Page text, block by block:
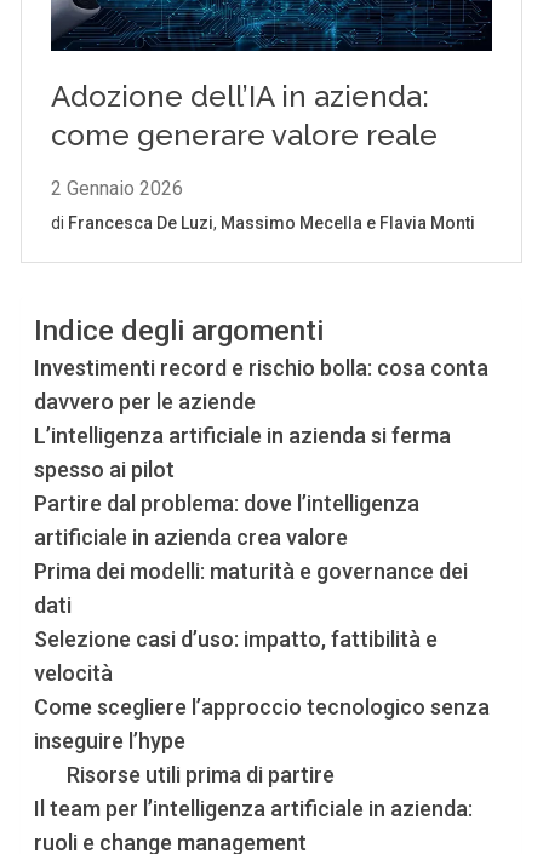
Indice degli argomenti
Investimenti record e rischio bolla: cosa conta
davvero per le aziende
L’intelligenza artificiale in azienda si ferma
spesso ai pilot
Partire dal problema: dove l’intelligenza
artificiale in azienda crea valore
Prima dei modelli: maturità e governance dei
dati
Selezione casi d’uso: impatto, fattibilità e
velocità
Come scegliere l’approccio tecnologico senza
inseguire l’hype
Risorse utili prima di partire
Il team per l’intelligenza artificiale in azienda:
ruoli e change management